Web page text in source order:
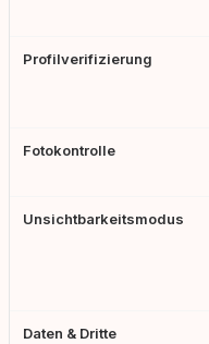
Profilverifizierung
Fotokontrolle
Unsichtbarkeitsmodus
Daten & Dritte